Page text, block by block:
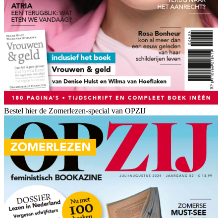
Bestel hier de Zomerlezen-special van OPZIJ